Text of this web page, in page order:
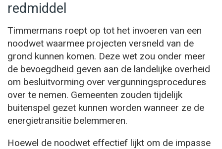
redmiddel
Timmermans roept op tot het invoeren van een
noodwet waarmee projecten versneld van de
grond kunnen komen. Deze wet zou onder meer
de bevoegdheid geven aan de landelijke overheid
om besluitvorming over vergunningsprocedures
over te nemen. Gemeenten zouden tijdelijk
buitenspel gezet kunnen worden wanneer ze de
energietransitie belemmeren.
Hoewel de noodwet effectief lijkt om de impasse